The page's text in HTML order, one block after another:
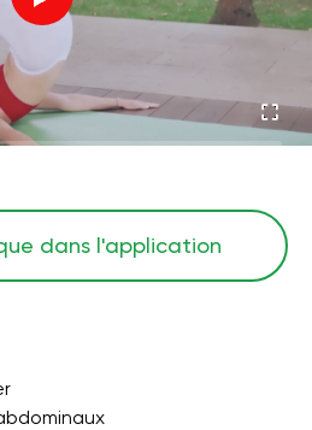
dans l'application